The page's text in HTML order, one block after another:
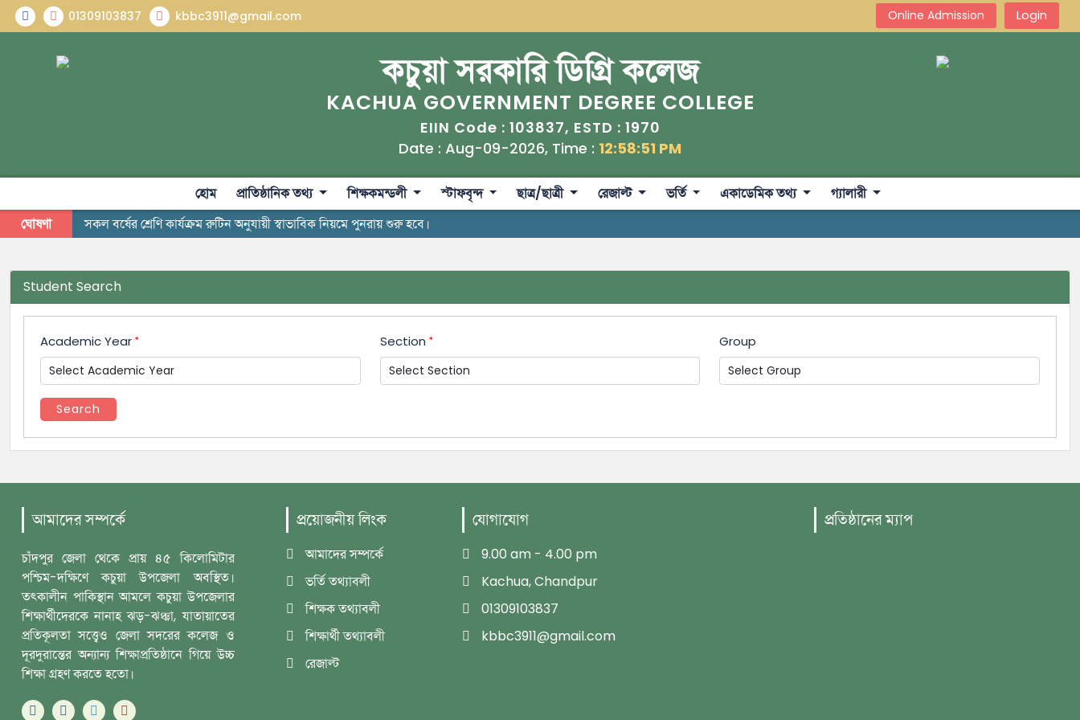
01309103837 kbbc3911@gmail.com Online Admission Login
কচুয়া সরকারি ডিগ্রি কলেজ
KACHUA GOVERNMENT DEGREE COLLEGE
EIIN Code : 103837, ESTD : 1970
Date : Aug-09-2026, Time : 12:58:52 PM
হোম প্রাতিষ্ঠানিক তথ্য শিক্ষকমন্ডলী স্টাফবৃন্দ ছাত্র/ছাত্রী রেজাল্ট ভর্তি একাডেমিক তথ্য
গ্যালারী
ঘোষণা
সকল বর্ষের শ্রেণি কার্যক্রম রুটিন অনুযায়ী স্বাভাবিক নিয়মে পুনরায় শুরু হবে।
Student Search
Academic Year Section Group
Search
আমাদের সম্পর্কে
চাঁদপুর জেলা থেকে প্রায় ৪৫ কিলোমিটার
পশ্চিম-দক্ষিণে কচুয়া উপজেলা অবস্থিত।
তৎকালীন পাকিস্থান আমলে কচুয়া উপজেলার
শিক্ষার্থীদেরকে নানাহ ঝড়-ঝঞ্ঝা, যাতায়াতের
প্রতিকূলতা সত্ত্বেও জেলা সদরের কলেজ ও
দূরদুরান্তের অন্যান্য শিক্ষাপ্রতিষ্ঠানে গিয়ে উচ্চ
শিক্ষা গ্রহণ করতে হতো।
প্রয়োজনীয় লিংক
আমাদের সম্পর্কে
ভর্তি তথ্যাবলী
শিক্ষক তথ্যাবলী
শিক্ষার্থী তথ্যাবলী
রেজাল্ট
যোগাযোগ
9.00 am - 4.00 pm
Kachua, Chandpur
01309103837
kbbc3911@gmail.com
প্রতিষ্ঠানের ম্যাপ